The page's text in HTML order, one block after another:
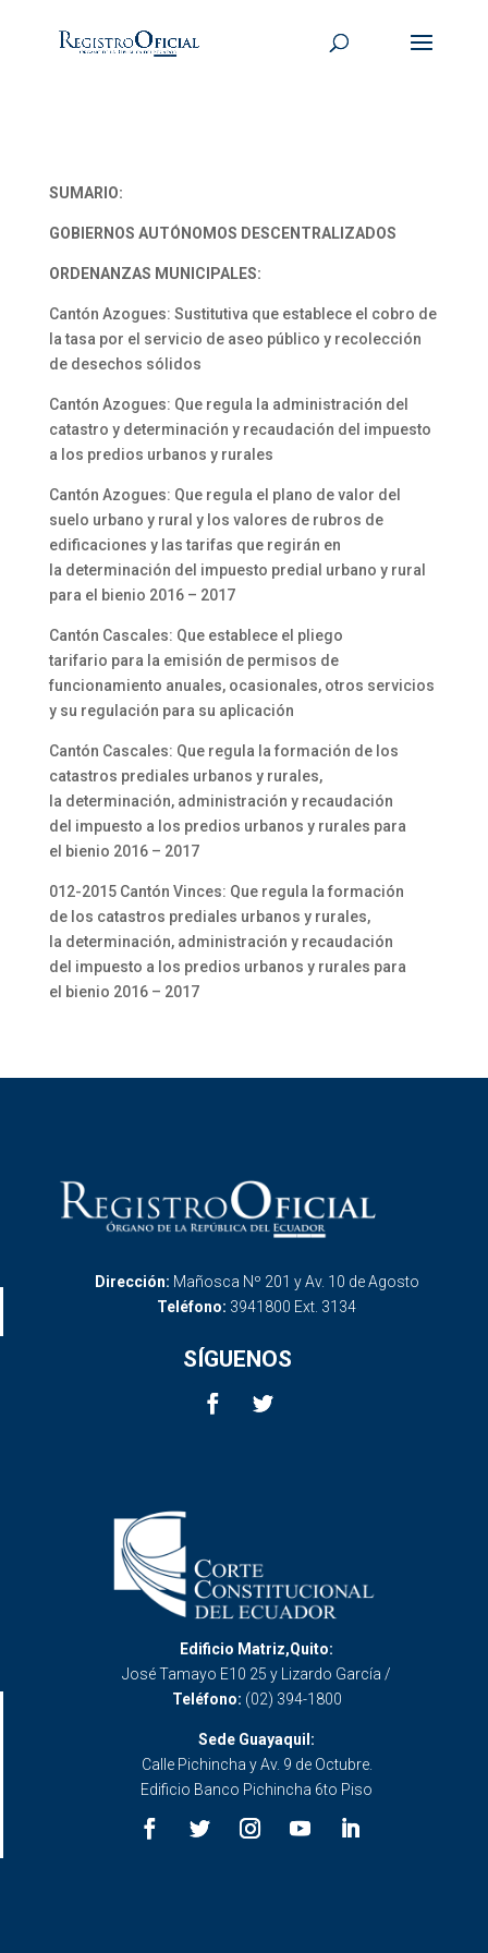
SUMARIO:
GOBIERNOS AUTÓNOMOS DESCENTRALIZADOS
ORDENANZAS MUNICIPALES:
Cantón Azogues: Sustitutiva que establece el cobro de
la tasa por el servicio de aseo público y recolección
de desechos sólidos
Cantón Azogues: Que regula la administración del
catastro y determinación y recaudación del impuesto
a los predios urbanos y rurales
Cantón Azogues: Que regula el plano de valor del
suelo urbano y rural y los valores de rubros de
edificaciones y las tarifas que regirán en
la determinación del impuesto predial urbano y rural
para el bienio 2016 – 2017
Cantón Cascales: Que establece el pliego
tarifario para la emisión de permisos de
funcionamiento anuales, ocasionales, otros servicios
y su regulación para su aplicación
Cantón Cascales: Que regula la formación de los
catastros prediales urbanos y rurales,
la determinación, administración y recaudación
del impuesto a los predios urbanos y rurales para
el bienio 2016 – 2017
012-2015 Cantón Vinces: Que regula la formación
de los catastros prediales urbanos y rurales,
la determinación, administración y recaudación
del impuesto a los predios urbanos y rurales para
el bienio 2016 – 2017
Dirección: Mañosca Nº 201 y Av. 10 de Agosto
Teléfono: 3941800 Ext. 3134
SÍGUENOS
Edificio Matriz,Quito:
José Tamayo E10 25 y Lizardo García /
Teléfono: (02) 394-1800
Sede Guayaquil:
Calle Pichincha y Av. 9 de Octubre.
Edificio Banco Pichincha 6to Piso